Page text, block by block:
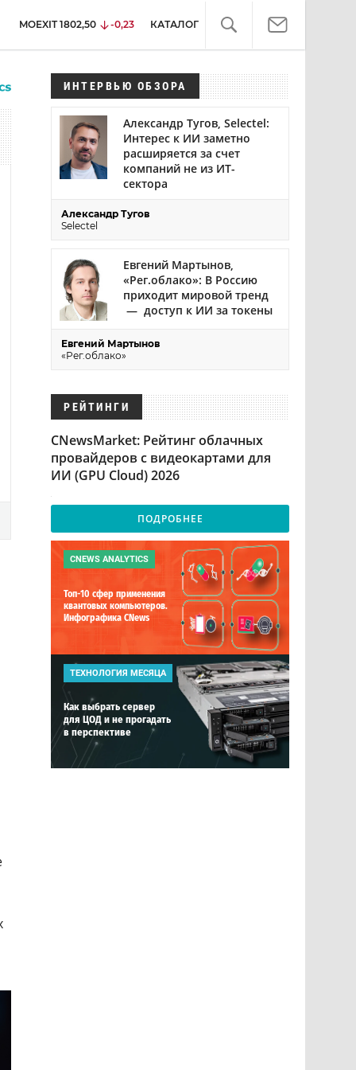
MOEXIT 1802,50 -0,23 КАТАЛОГ
ИНТЕРВЬЮ ОБЗОРА
Александр Тугов, Selectel:
Интерес к ИИ заметно
расширяется за счет
компаний не из ИТ-
сектора
Александр Тугов
Selectel
Евгений Мартынов,
«Рег.облако»: В Россию
приходит мировой тренд
— доступ к ИИ за токены
Евгений Мартынов
«Рег.облако»
РЕЙТИНГИ
CNewsMarket: Рейтинг облачных
провайдеров с видеокартами для
ИИ (GPU Cloud) 2026
ПОДРОБНЕЕ
CNEWS ANALYTICS
Топ-10 сфер применения
квантовых компьютеров.
Инфографика CNews
ТЕХНОЛОГИЯ МЕСЯЦА
Как выбрать сервер
для ЦОД и не прогадать
в перспективе